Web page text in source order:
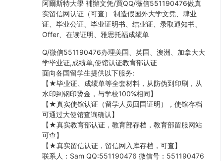
阿爾斯特大學 補辦文凭/買QQ/薇信551190476做真
实留信网认证（可查） 制造假国外大学文凭、肆业
证、毕业公证、毕业证明书、结业证、录取通知书、
Offer、在读证明、雅思托福成绩单
Q/微信551190476办理美国、英国、澳洲、加拿大大
学毕业证,成绩单,使馆认证教育部认证
面向各国留学生提供以下服务:
【★毕业证、成绩单等全套材料，从防伪到印刷，从
水印到钢印烫金，与学校100%相同】
【★真实使馆认证（留学人员回国证明），使馆存档
可通过大使馆查询确认】
【★真实教育部认证，教育部存档，教育部留服网站
可查】
【★真实留信认证，留信网入库存档，可查】
联系人：Sam QQ:551190476 微信号：551190476